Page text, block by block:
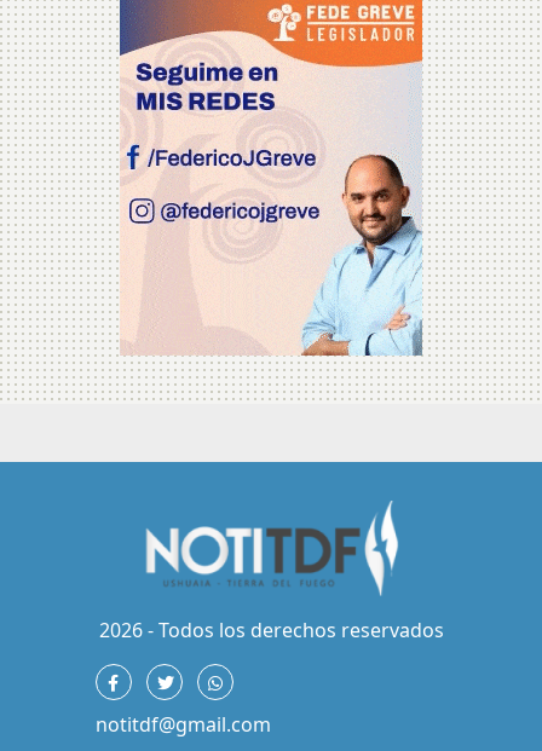
2026 - Todos los derechos reservados
notitdf@gmail.com